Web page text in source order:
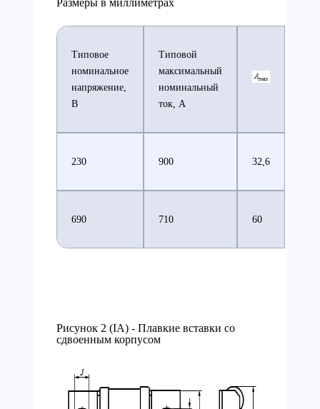
Размеры в миллиметрах
Типовое
номинальное
напряжение,
В
Типовой
максимальный
номинальный
ток, А
230 900 32,6
690 710 60
Рисунок 2 (IA) - Плавкие вставки со
сдвоенным корпусом